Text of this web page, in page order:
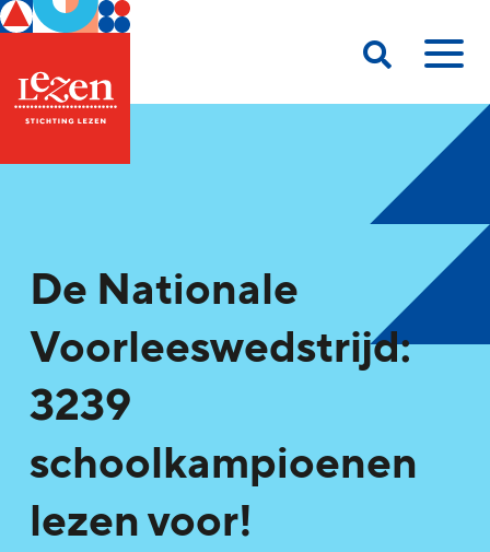
De Nationale
Voorleeswedstrijd:
3239
schoolkampioenen
lezen voor!